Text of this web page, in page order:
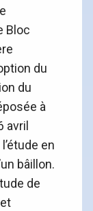
Bloc
du
du
à
avril
en
bâillon.
de